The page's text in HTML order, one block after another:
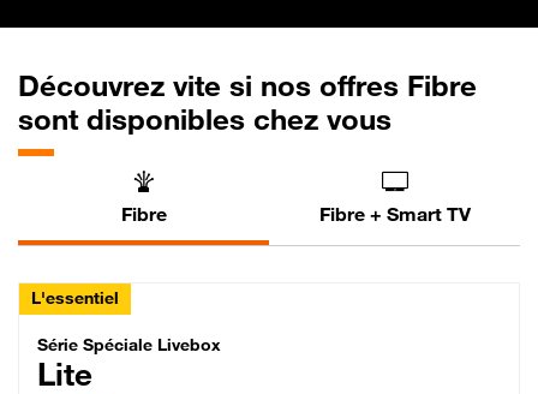
Découvrez vite si nos offres Fibre
sont disponibles chez vous
Fibre Fibre + Smart TV
L'essentiel
Série Spéciale Livebox Lite Fibre
Série Spéciale Livebox
Lite